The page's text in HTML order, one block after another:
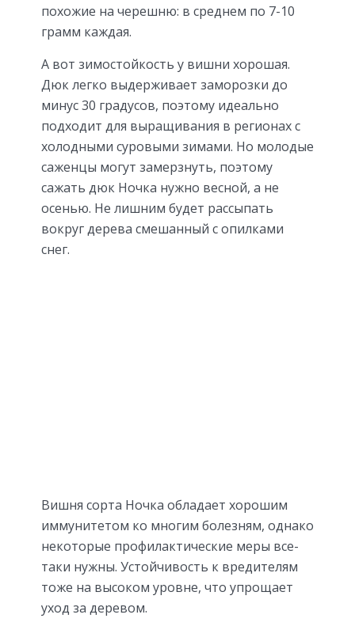
похожие на черешню: в среднем по 7-10
грамм каждая.
А вот зимостойкость у вишни хорошая.
Дюк легко выдерживает заморозки до
минус 30 градусов, поэтому идеально
подходит для выращивания в регионах с
холодными суровыми зимами. Но молодые
саженцы могут замерзнуть, поэтому
сажать дюк Ночка нужно весной, а не
осенью. Не лишним будет рассыпать
вокруг дерева смешанный с опилками
снег.
Вишня сорта Ночка обладает хорошим
иммунитетом ко многим болезням, однако
некоторые профилактические меры все-
таки нужны. Устойчивость к вредителям
тоже на высоком уровне, что упрощает
уход за деревом.